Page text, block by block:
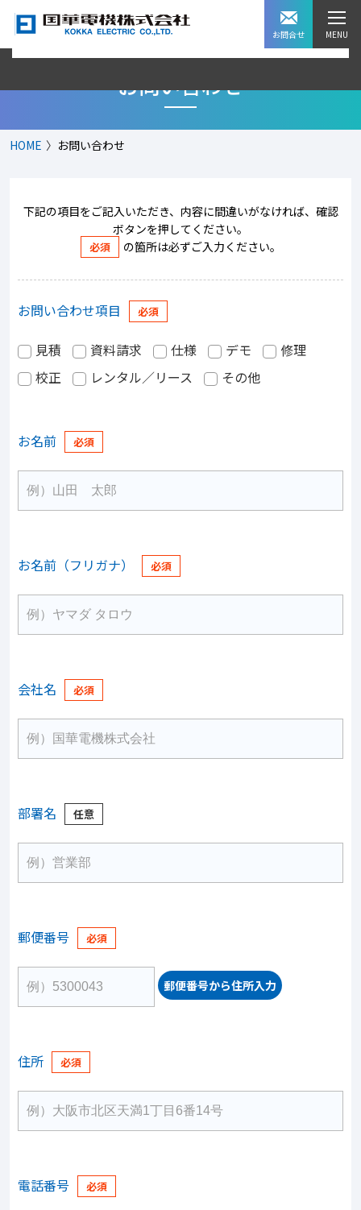
お問合せ
お問い合わせ
HOME お問い合わせ
下記の項目をご記入いただき、内容に間違いがなければ、確認
ボタンを押してください。
の箇所は必ずご入力ください。
お問い合わせ項目
見積 資料請求 仕様 デモ
修理
校正
レンタル／リース その他
お名前
お名前（フリガナ）
会社名
部署名
郵便番号
郵便番号から住所入力
住所
電話番号